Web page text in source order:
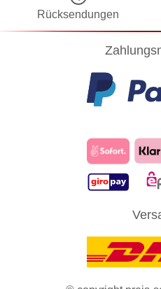
zu Ihren Rechten als
Cookies zu akzeptieren und
ZUSTIMMUNG
Rücksendungen